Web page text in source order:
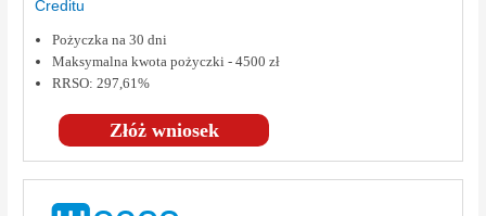
Creditu
Złóż wniosek
Pożyczka na 30 dni
Maksymalna kwota pożyczki - 4500 zł
RRSO: 297,61%